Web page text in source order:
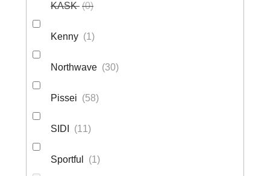
KASK 0
Kenny 1
Northwave 30
Pissei 58
SIDI 11
Sportful 1